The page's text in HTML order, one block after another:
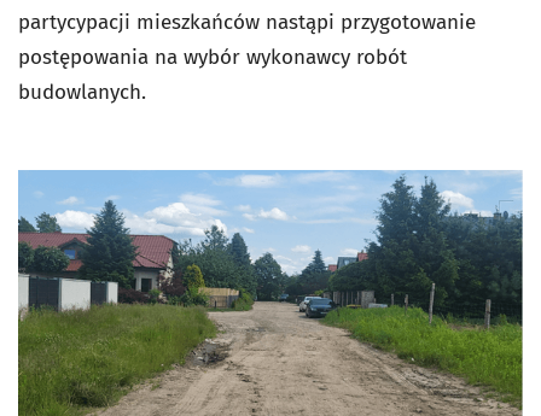
partycypacji mieszkańców nastąpi przygotowanie
postępowania na wybór wykonawcy robót
budowlanych.